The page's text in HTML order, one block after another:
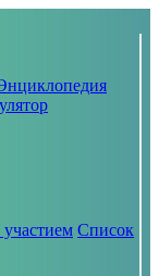
Список